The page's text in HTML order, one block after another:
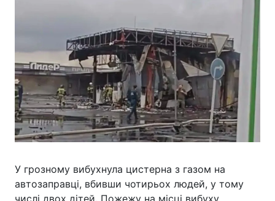
У грозному вибухнула цистерна з газом на
автозаправці, вбивши чотирьох людей, у тому
числі двох дітей. Пожежу на місці вибуху